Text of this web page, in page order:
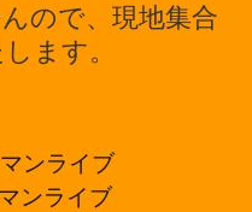
ので、現地集合
ます。
ンライブ
ンライブ